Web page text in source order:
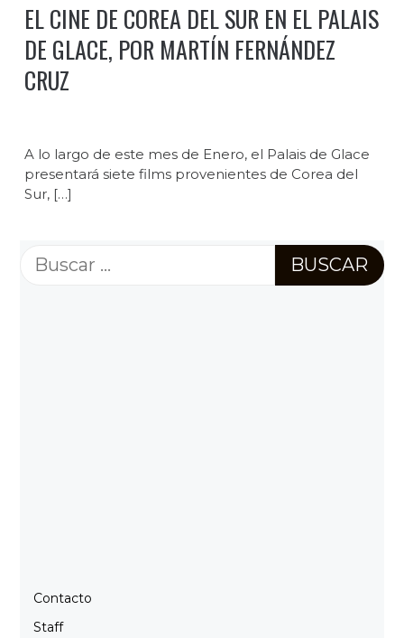
EL CINE DE COREA DEL SUR EN EL PALAIS
DE GLACE, POR MARTÍN FERNÁNDEZ
CRUZ
A lo largo de este mes de Enero, el Palais de Glace
presentará siete films provenientes de Corea del
Sur, […]
Buscar:
Contacto
Staff